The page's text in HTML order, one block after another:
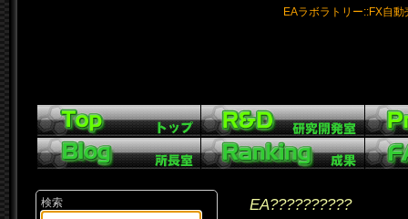
EAラボラトリー::FX自
検索
EA??????????